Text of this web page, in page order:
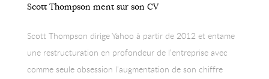
Scott Thompson ment sur son CV
Scott Thompson dirige Yahoo à partir de 2012 et entame
une restructuration en profondeur de l’entreprise avec
comme seule obsession l’augmentation de son chiffre